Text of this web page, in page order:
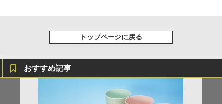
トップページに戻る
おすすめ記事